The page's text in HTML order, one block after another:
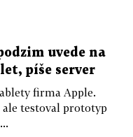
uvede na
píše server
firma Apple.
testoval prototyp